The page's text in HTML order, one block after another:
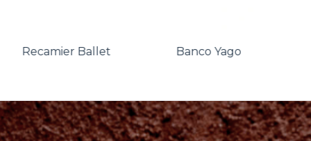
Recamier Ballet Banco Yago